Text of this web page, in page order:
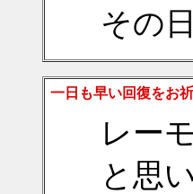
その
一日も早い回復をお
レー
と思